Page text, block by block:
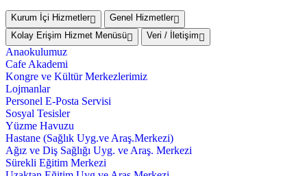
Kurum İçi Hizmetler
Genel Hizmetler
Kolay Erişim Hizmet Menüsü
Veri / İletişim
Anaokulumuz
Cafe Akademi
Kongre ve Kültür Merkezlerimiz
Lojmanlar
Personel E-Posta Servisi
Sosyal Tesisler
Yüzme Havuzu
Hastane (Sağlık Uyg.ve Araş.Merkezi)
Ağız ve Diş Sağlığı Uyg. ve Araş. Merkezi
Sürekli Eğitim Merkezi